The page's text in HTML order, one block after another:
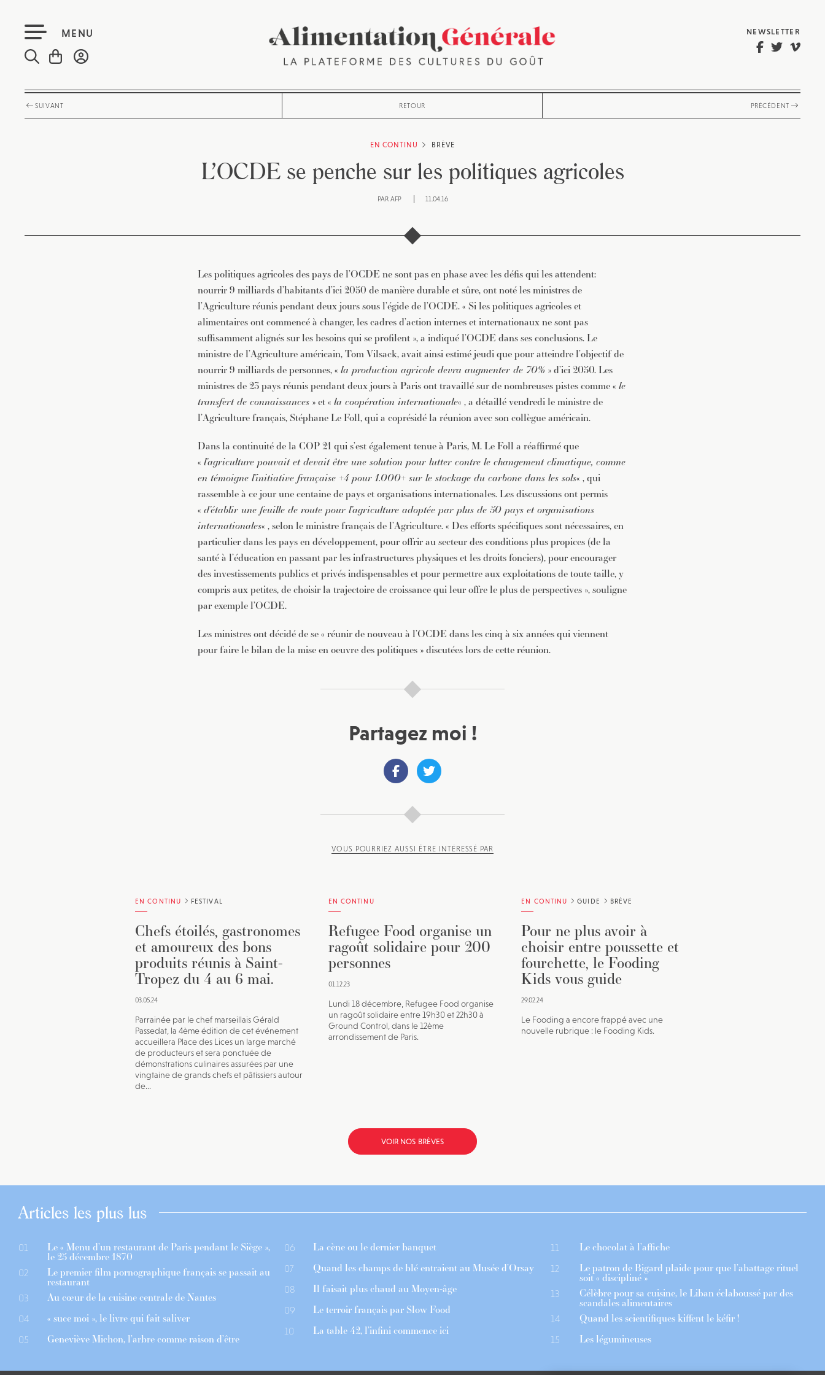
MENU NEWSLETTER
SUIVANT RETOUR PRÉCÉDENT
EN CONTINU BRÈVE
L’OCDE se penche sur les politiques agricoles
PAR AFP 11.04.16
Les politiques agricoles des pays de l’OCDE ne sont pas en phase avec les défis qui les attendent:
nourrir 9 milliards d’habitants d’ici 2050 de manière durable et sûre, ont noté les ministres de
l’Agriculture réunis pendant deux jours sous l’égide de l’OCDE. « Si les politiques agricoles et
alimentaires ont commencé à changer, les cadres d’action internes et internationaux ne sont pas
suffisamment alignés sur les besoins qui se profilent », a indiqué l’OCDE dans ses conclusions. Le
ministre de l’Agriculture américain, Tom Vilsack, avait ainsi estimé jeudi que pour atteindre l’objectif de
nourrir 9 milliards de personnes, « la production agricole devra augmenter de 70% » d’ici 2050. Les
ministres de 23 pays réunis pendant deux jours à Paris ont travaillé sur de nombreuses pistes comme « le
transfert de connaissances » et « la coopération internationale« , a détaillé vendredi le ministre de
l’Agriculture français, Stéphane Le Foll, qui a coprésidé la réunion avec son collègue américain.
Dans la continuité de la COP 21 qui s’est également tenue à Paris, M. Le Foll a réaffirmé que
« l’agriculture pouvait et devait être une solution pour lutter contre le changement climatique, comme
en témoigne l’initiative française +4 pour 1.000+ sur le stockage du carbone dans les sols« , qui
rassemble à ce jour une centaine de pays et organisations internationales. Les discussions ont permis
« d’établir une feuille de route pour l’agriculture adoptée par plus de 50 pays et organisations
internationales« , selon le ministre français de l’Agriculture. « Des efforts spécifiques sont nécessaires, en
particulier dans les pays en développement, pour offrir au secteur des conditions plus propices (de la
santé à l’éducation en passant par les infrastructures physiques et les droits fonciers), pour encourager
des investissements publics et privés indispensables et pour permettre aux exploitations de toute taille, y
compris aux petites, de choisir la trajectoire de croissance qui leur offre le plus de perspectives », souligne
par exemple l’OCDE.
Les ministres ont décidé de se « réunir de nouveau à l’OCDE dans les cinq à six années qui viennent
pour faire le bilan de la mise en oeuvre des politiques » discutées lors de cette réunion.
Partagez moi !
VOUS POURRIEZ AUSSI ÊTRE INTÉRESSÉ PAR
EN CONTINU FESTIVAL
Chefs étoilés, gastronomes
et amoureux des bons
produits réunis à Saint-
Tropez du 4 au 6 mai.
03.05.24
Parrainée par le chef marseillais Gérald
Passedat, la 4ème édition de cet événement
accueillera Place des Lices un large marché
de producteurs et sera ponctuée de
démonstrations culinaires assurées par une
vingtaine de grands chefs et pâtissiers autour
de...
EN CONTINU
Refugee Food organise un
ragoût solidaire pour 200
personnes
01.12.23
Lundi 18 décembre, Refugee Food organise
un ragoût solidaire entre 19h30 et 22h30 à
Ground Control, dans le 12ème
arrondissement de Paris.
EN CONTINU GUIDE BRÈVE
Pour ne plus avoir à
choisir entre poussette et
fourchette, le Fooding
Kids vous guide
29.02.24
Le Fooding a encore frappé avec une
nouvelle rubrique : le Fooding Kids.
VOIR NOS BRÈVES
Articles les plus lus
01 Le « Menu d’un restaurant de Paris pendant le Siège »,
le 25 décembre 1870
02 Le premier film pornographique français se passait au
restaurant
03 Au cœur de la cuisine centrale de Nantes
04 « suce moi », le livre qui fait saliver
05 Geneviève Michon, l’arbre comme raison d’être
06 La cène ou le dernier banquet
07 Quand les champs de blé entraient au Musée d’Orsay
08 Il faisait plus chaud au Moyen-âge
09 Le terroir français par Slow Food
10 La table 42, l’infini commence ici
11 Le chocolat à l’affiche
12 Le patron de Bigard plaide pour que l’abattage rituel
soit « discipliné »
13 Célèbre pour sa cuisine, le Liban éclaboussé par des
scandales alimentaires
14 Quand les scientifiques kiffent le kéfir !
15 Les légumineuses